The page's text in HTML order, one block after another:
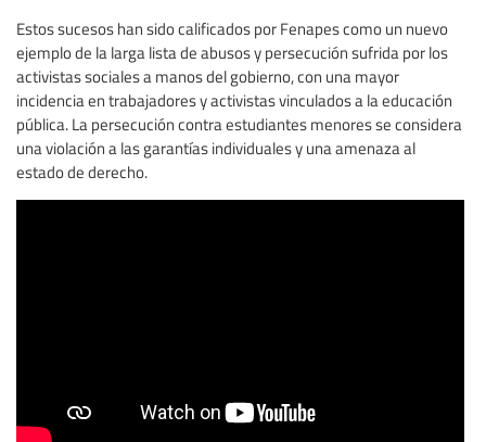
Estos sucesos han sido calificados por Fenapes como un nuevo
ejemplo de la larga lista de abusos y persecución sufrida por los
activistas sociales a manos del gobierno, con una mayor
incidencia en trabajadores y activistas vinculados a la educación
pública. La persecución contra estudiantes menores se considera
una violación a las garantías individuales y una amenaza al
estado de derecho.